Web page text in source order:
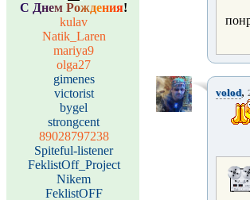
С Днем Рождения!
kulav
Natik_Laren
mariya9
olga27
gimenes
victorist
bygel
strongcent
89028797238
Spiteful-listener
FeklistOff_Project
Nikem
FeklistOFF
volod,